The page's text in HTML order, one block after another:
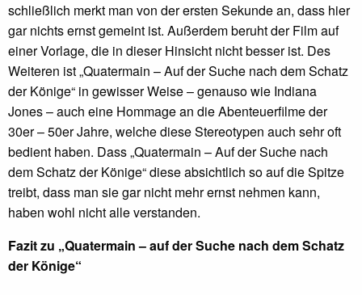
schließlich merkt man von der ersten Sekunde an, dass hier
gar nichts ernst gemeint ist. Außerdem beruht der Film auf
einer Vorlage, die in dieser Hinsicht nicht besser ist. Des
Weiteren ist „Quatermain – Auf der Suche nach dem Schatz
der Könige“ in gewisser Weise – genauso wie Indiana
Jones – auch eine Hommage an die Abenteuerfilme der
30er – 50er Jahre, welche diese Stereotypen auch sehr oft
bedient haben. Dass „Quatermain – Auf der Suche nach
dem Schatz der Könige“ diese absichtlich so auf die Spitze
treibt, dass man sie gar nicht mehr ernst nehmen kann,
haben wohl nicht alle verstanden.
Fazit zu „Quatermain – auf der Suche nach dem Schatz
der Könige“